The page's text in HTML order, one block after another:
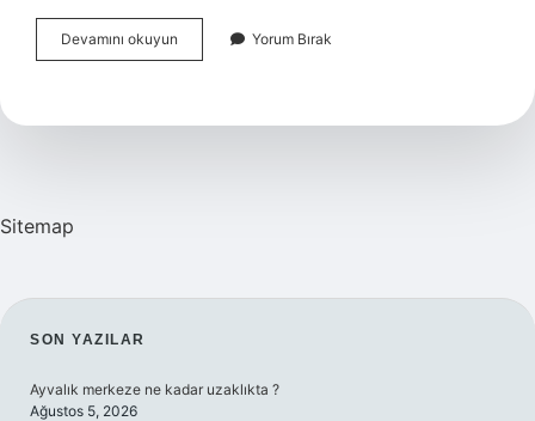
Devamını okuyun
Çatı
Yorum Bırak
Sitemap
SIDEBAR
SON YAZILAR
Ayvalık merkeze ne kadar uzaklıkta ?
Ağustos 5, 2026